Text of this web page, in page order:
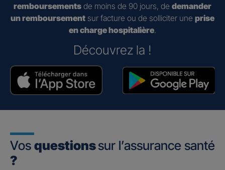
remboursements de moins de 90 jours, de demander
un remboursement sur facture ou de solliciter une prise
en charge hospitalière.
Découvrez la !
Vos questionssur l’assurance santé
?